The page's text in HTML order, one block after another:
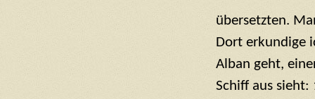
übersetzten.
Dort erkundige
Alban geht,
Schiff aus sieht: